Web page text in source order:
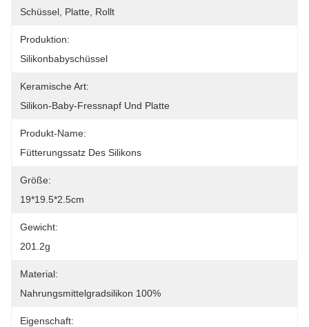
Schüssel, Platte, Rollt
Produktion:
Silikonbabyschüssel
Keramische Art:
Silikon-Baby-Fressnapf Und Platte
Produkt-Name:
Fütterungssatz Des Silikons
Größe:
19*19.5*2.5cm
Gewicht:
201.2g
Material:
Nahrungsmittelgradsilikon 100%
Eigenschaft: